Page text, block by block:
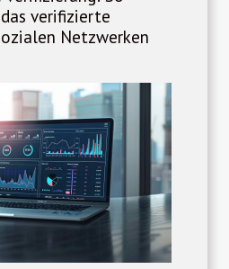
verifizierte
Netzwerken